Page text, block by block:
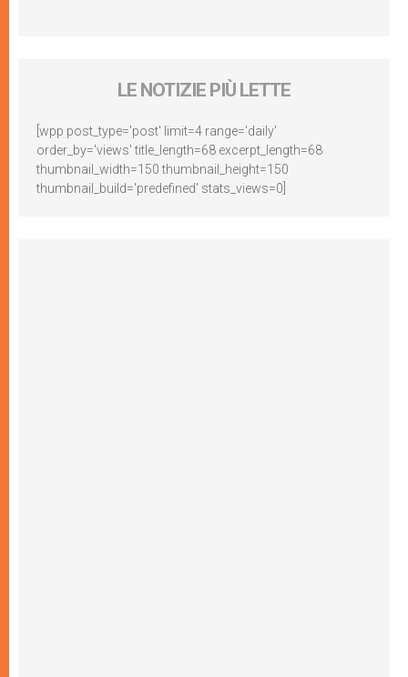
LE NOTIZIE PIÙ LETTE
[wpp post_type='post' limit=4 range='daily'
order_by='views' title_length=68 excerpt_length=68
thumbnail_width=150 thumbnail_height=150
thumbnail_build='predefined' stats_views=0]